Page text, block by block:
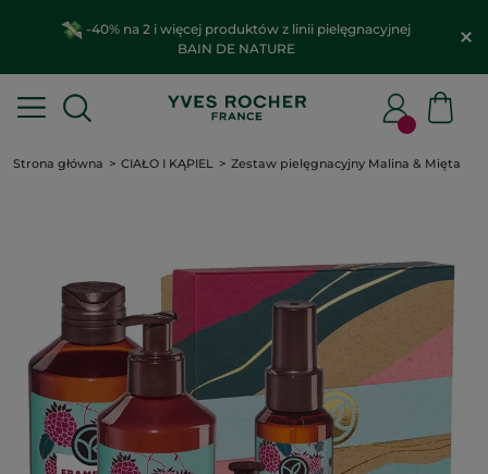
-40% na 2 i więcej produktów z linii pielęgnacyjnej
BAIN DE NATURE
Strona główna CIAŁO I KĄPIEL Zestaw pielęgnacyjny Malina & Mięta